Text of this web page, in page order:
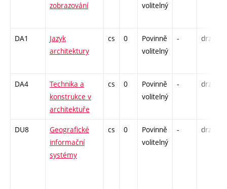
zobrazování
volitelný
DA1
Jazyk
architektury
cs 0
Povinně
volitelný
- drzk
DA4
Technika a
konstrukce v
architektuře
cs 0
Povinně
volitelný
- drzk
DU8
Geografické
informační
systémy
cs 0
Povinně
volitelný
- drzk